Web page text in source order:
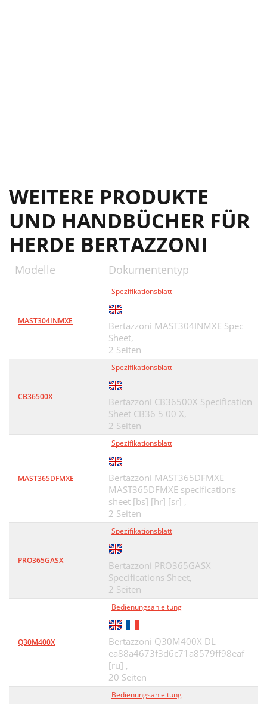
WEITERE PRODUKTE
UND HANDBÜCHER FÜR
HERDE BERTAZZONI
Modelle Dokumententyp
MAST304INMXE
Spezifikationsblatt
Bertazzoni MAST304INMXE Spec
Sheet,
2 Seiten
CB36500X
Spezifikationsblatt
Bertazzoni CB36500X Specification
Sheet CB36 5 00 X,
2 Seiten
MAST365DFMXE
Spezifikationsblatt
Bertazzoni MAST365DFMXE
MAST365DFMXE specifications
sheet [bs] [hr] [sr] ,
2 Seiten
PRO365GASX
Spezifikationsblatt
Bertazzoni PRO365GASX
Specifications Sheet,
2 Seiten
Q30M400X
Bedienungsanleitung
Bertazzoni Q30M400X DL
ea88a4673f3d6c71a8579ff98eaf
[ru] ,
20 Seiten
Bedienungsanleitung